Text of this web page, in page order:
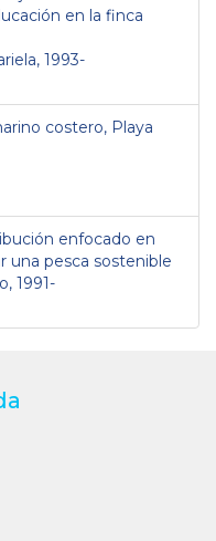
en la finca
1993-
costero, Playa
enfocado en
una pesca sostenible
1991-